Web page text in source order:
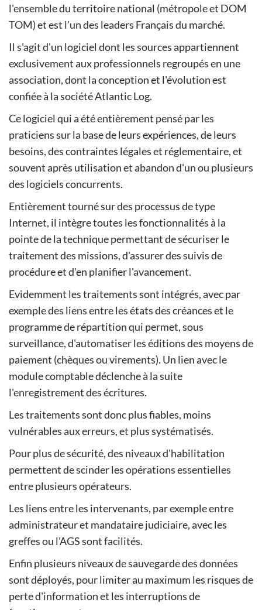
l'ensemble du territoire national (métropole et DOM
TOM) et est l'un des leaders Français du marché.
Il s'agit d'un logiciel dont les sources appartiennent
exclusivement aux professionnels regroupés en une
association, dont la conception et l'évolution est
confiée à la société Atlantic Log.
Ce logiciel qui a été entièrement pensé par les
praticiens sur la base de leurs expériences, de leurs
besoins, des contraintes légales et réglementaire, et
souvent après utilisation et abandon d'un ou plusieurs
des logiciels concurrents.
Entièrement tourné sur des processus de type
Internet, il intègre toutes les fonctionnalités à la
pointe de la technique permettant de sécuriser le
traitement des missions, d'assurer des suivis de
procédure et d'en planifier l'avancement.
Evidemment les traitements sont intégrés, avec par
exemple des liens entre les états des créances et le
programme de répartition qui permet, sous
surveillance, d'automatiser les éditions des moyens de
paiement (chèques ou virements). Un lien avec le
module comptable déclenche à la suite
l'enregistrement des écritures.
Les traitements sont donc plus fiables, moins
vulnérables aux erreurs, et plus systématisés.
Pour plus de sécurité, des niveaux d'habilitation
permettent de scinder les opérations essentielles
entre plusieurs opérateurs.
Les liens entre les intervenants, par exemple entre
administrateur et mandataire judiciaire, avec les
greffes ou l'AGS sont facilités.
Enfin plusieurs niveaux de sauvegarde des données
sont déployés, pour limiter au maximum les risques de
perte d'information et les interruptions de